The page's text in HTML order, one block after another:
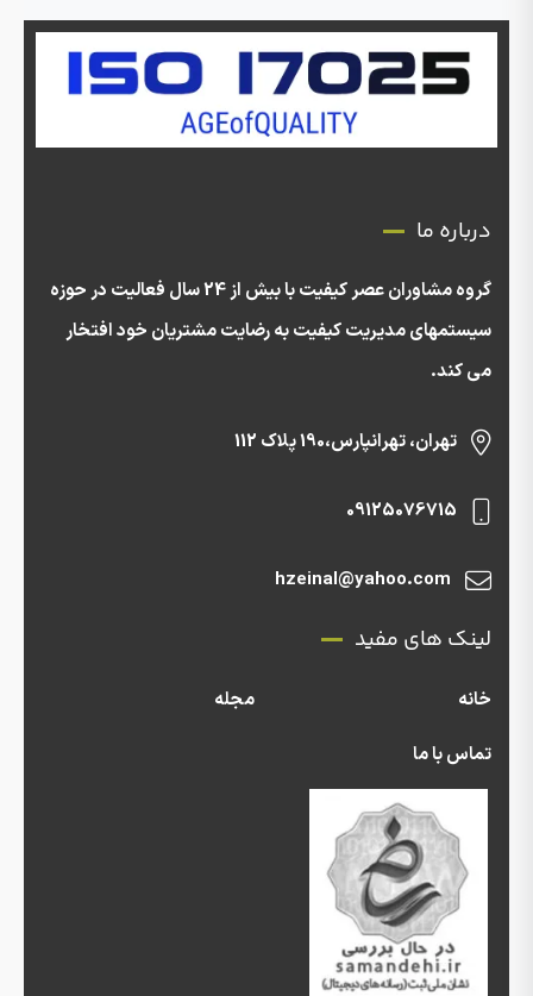
درباره ما
گروه مشاوران عصر کیفیت با بیش از 24 سال فعالیت در حوزه
سیستمهای مدیریت کیفیت به رضایت مشتریان خود افتخار
می کند.
تهران، تهرانپارس،190 پلاک 112
09125076715
hzeinal@yahoo.com
لینک های مفید
خانه
مجله
تماس با ما